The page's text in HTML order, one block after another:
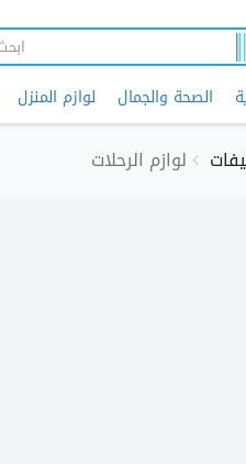
الصحة والجمال لوازم المنزل
لوازم الرحلات